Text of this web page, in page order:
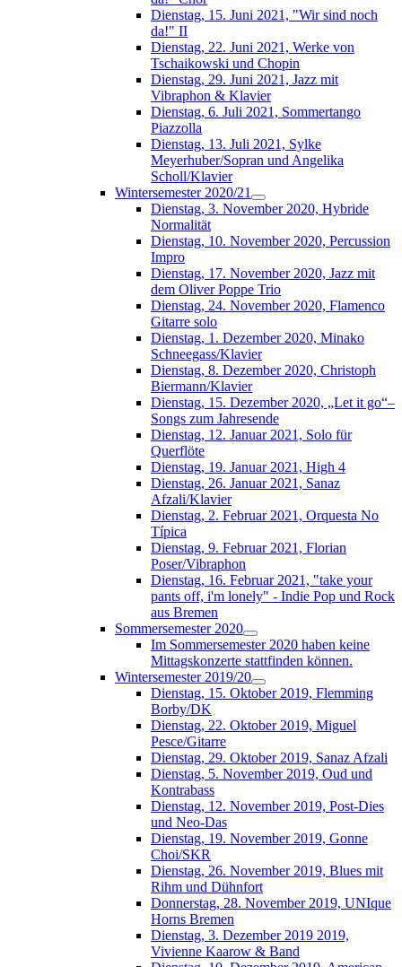
Dienstag, 15. Juni 2021, "Wir sind noch
da!" II
Dienstag, 22. Juni 2021, Werke von
Tschaikowski und Chopin
Dienstag, 29. Juni 2021, Jazz mit
Vibraphon & Klavier
Dienstag, 6. Juli 2021, Sommertango
Piazzolla
Dienstag, 13. Juli 2021, Sylke
Meyerhuber/Sopran und Angelika
Scholl/Klavier
Wintersemester 2020/21
Dienstag, 3. November 2020, Hybride
Normalität
Dienstag, 10. November 2020, Percussion
Impro
Dienstag, 17. November 2020, Jazz mit
dem Oliver Poppe Trio
Dienstag, 24. November 2020, Flamenco
Gitarre solo
Dienstag, 1. Dezember 2020, Minako
Schneegass/Klavier
Dienstag, 8. Dezember 2020, Christoph
Biermann/Klavier
Dienstag, 15. Dezember 2020, „Let it go“–
Songs zum Jahresende
Dienstag, 12. Januar 2021, Solo für
Querflöte
Dienstag, 19. Januar 2021, High 4
Dienstag, 26. Januar 2021, Sanaz
Afzali/Klavier
Dienstag, 2. Februar 2021, Orquesta No
Típica
Dienstag, 9. Februar 2021, Florian
Poser/Vibraphon
Dienstag, 16. Februar 2021, "take your
pants off, i'm lonely" - Indie Pop und Rock
aus Bremen
Sommersemester 2020
Im Sommersemester 2020 haben keine
Mittagskonzerte stattfinden können.
Wintersemester 2019/20
Dienstag, 15. Oktober 2019, Flemming
Borby/DK
Dienstag, 22. Oktober 2019, Miguel
Pesce/Gitarre
Dienstag, 29. Oktober 2019, Sanaz Afzali
Dienstag, 5. November 2019, Oud und
Kontrabass
Dienstag, 12. November 2019, Post-Dies
und Neo-Das
Dienstag, 19. November 2019, Gonne
Choi/SKR
Dienstag, 26. November 2019, Blues mit
Rihm und Dühnfort
Donnerstag, 28. November 2019, UNIque
Horns Bremen
Dienstag, 3. Dezember 2019 2019,
Vivienne Kaarow & Band